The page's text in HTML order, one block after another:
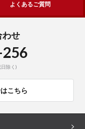
よくあるご質問
わせ
除く)
こちら